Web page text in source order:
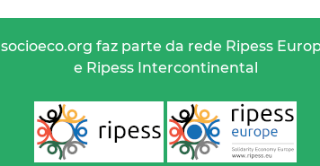
socioeco.org faz parte da rede Ripess
e Ripess Intercontinental